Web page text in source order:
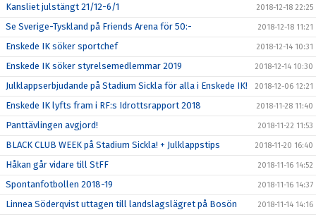
Kansliet julstängt 21/12-6/1 2018-12-18 22:25
Se Sverige-Tyskland på Friends Arena för 50:- 2018-12-18 11:21
Enskede IK söker sportchef 2018-12-14 10:31
Enskede IK söker styrelsemedlemmar 2019 2018-12-14 10:30
Julklappserbjudande på Stadium Sickla för alla i Enskede IK! 2018-12-06 12:21
Enskede IK lyfts fram i RF:s Idrottsrapport 2018 2018-11-28 11:40
Panttävlingen avgjord! 2018-11-22 11:53
BLACK CLUB WEEK på Stadium Sickla! + Julklappstips 2018-11-20 16:40
Håkan går vidare till StFF 2018-11-16 14:52
Spontanfotbollen 2018-19 2018-11-16 14:37
Linnea Söderqvist uttagen till landslagslägret på Bosön 2018-11-14 14:16